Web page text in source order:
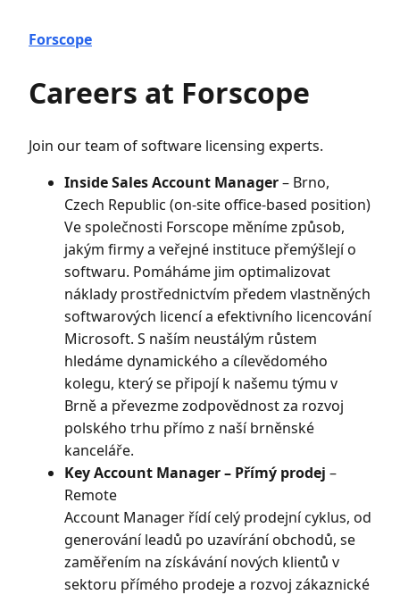
Forscope
Careers at Forscope
Join our team of software licensing experts.
Inside Sales Account Manager– Brno,
Czech Republic (on-site office-based position)
Ve společnosti Forscope měníme způsob,
jakým firmy a veřejné instituce přemýšlejí o
softwaru. Pomáháme jim optimalizovat
náklady prostřednictvím předem vlastněných
softwarových licencí a efektivního licencování
Microsoft. S naším neustálým růstem
hledáme dynamického a cílevědomého
kolegu, který se připojí k našemu týmu v
Brně a převezme zodpovědnost za rozvoj
polského trhu přímo z naší brněnské
kanceláře.
Key Account Manager – Přímý prodej –
Remote
Account Manager řídí celý prodejní cyklus, od
generování leadů po uzavírání obchodů, se
zaměřením na získávání nových klientů v
sektoru přímého prodeje a rozvoj zákaznické